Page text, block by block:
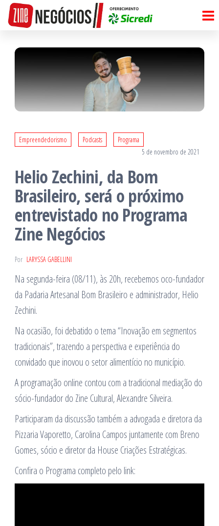
Pular
para
conteúdo
Empreendedorismo Podcasts
Programa
5 de novembro de 2021
Helio Zechini, da Bom
Brasileiro, será o próximo
entrevistado no Programa
Zine Negócios
Por LARYSSA GABELLINI
Na segunda-feira (08/11), às 20h, recebemos oco-fundador
da Padaria Artesanal Bom Brasileiro e administrador, Helio
Zechini.
Na ocasião, foi debatido o tema “Inovação em segmentos
tradicionais”, trazendo a perspectiva e experiência do
convidado que inovou o setor alimentício no município.
A programação online contou com a tradicional mediação do
sócio-fundador do Zine Cultural, Alexandre Silveira.
Participaram da discussão também a advogada e diretora da
Pizzaria Vaporetto, Carolina Campos juntamente com Breno
Gomes, sócio e diretor da House Criações Estratégicas.
Confira o Programa completo pelo link: